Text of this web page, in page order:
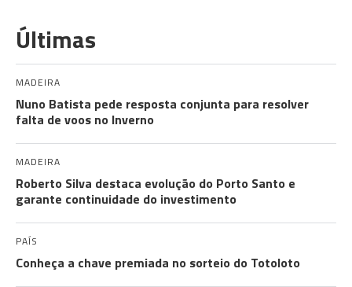
Últimas
MADEIRA
Nuno Batista pede resposta conjunta para resolver
falta de voos no Inverno
MADEIRA
Roberto Silva destaca evolução do Porto Santo e
garante continuidade do investimento
PAÍS
Conheça a chave premiada no sorteio do Totoloto